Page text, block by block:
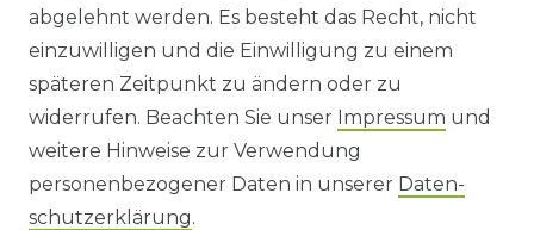
HINWEISE ZUR BATTERIEENTSORGUNG
IMPRESSUM
AGB UND KUNDENINFORMATIONEN
DATENSCHUTZERKLÄRUNG
abgelehnt werden. Es besteht das Recht, nicht
einzuwilligen und die Einwilligung zu einem
späteren Zeitpunkt zu ändern oder zu
widerrufen. Beachten Sie unser Impressum und
weitere Hinweise zur Verwendung
personenbezogener Daten in unserer Daten­
schutz­erklärung.